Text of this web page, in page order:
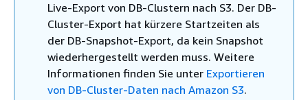
Live-Export von DB-Clustern nach S3. Der DB-
Cluster-Export hat kürzere Startzeiten als
der DB-Snapshot-Export, da kein Snapshot
wiederhergestellt werden muss. Weitere
Informationen finden Sie unter Exportieren
von DB-Cluster-Daten nach Amazon S3.